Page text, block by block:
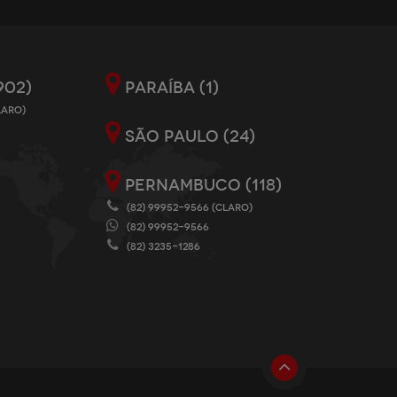
PARAÍBA (1)
SÃO PAULO (24)
PERNAMBUCO (118)
(82) 99952-9566 (CLARO)
(82) 99952-9566
(82) 3235-1286